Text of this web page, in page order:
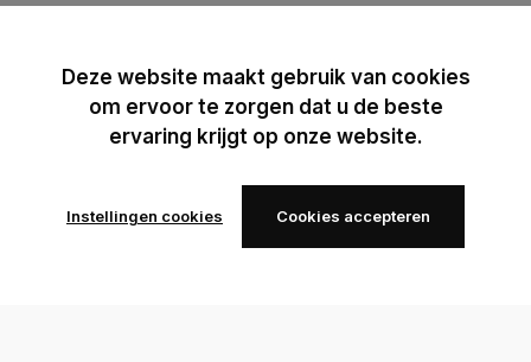
Deze website maakt gebruik van cookies
om ervoor te zorgen dat u de beste
ervaring krijgt op onze website.
Instellingen cookies Cookies accepteren